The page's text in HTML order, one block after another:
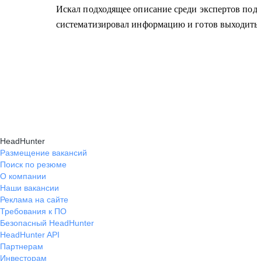
Искал подходящее описание среди экспертов
систематизировал информацию и готов
HeadHunter
Размещение вакансий
Поиск по резюме
О компании
Наши вакансии
Реклама на сайте
Требования к ПО
Безопасный HeadHunter
HeadHunter API
Партнерам
Инвесторам